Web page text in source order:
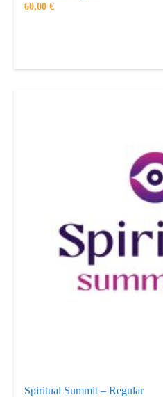
60,00 €
Spiritual Summit – Regular